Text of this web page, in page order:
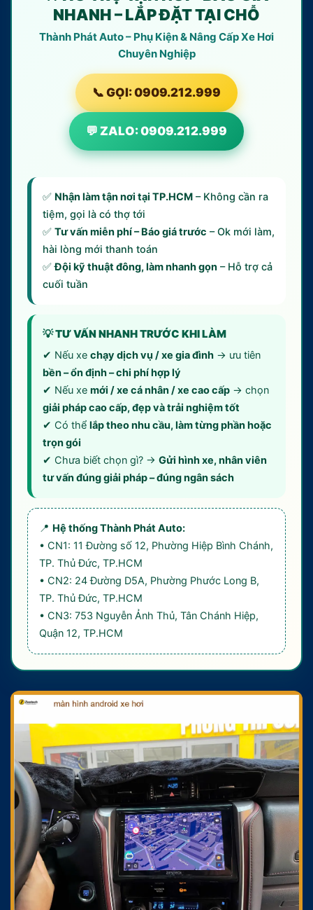
NHANH – LẮP ĐẶT TẠI CHỖ
Thành Phát Auto – Phụ Kiện & Nâng Cấp Xe Hơi
Chuyên Nghiệp
📞 GỌI: 0909.212.999
💬 ZALO: 0909.212.999
✅ Nhận làm tận nơi tại TP.HCM – Không cần ra
tiệm, gọi là có thợ tới
✅ Tư vấn miễn phí – Báo giá trước – Ok mới làm,
hài lòng mới thanh toán
✅Đội kỹ thuật đông, làm nhanh gọn – Hỗ trợ cả
cuối tuần
💡 TƯ VẤN NHANH TRƯỚC KHI LÀM
✔ Nếu xe chạy dịch vụ / xe gia đình → ưu tiên
bền – ổn định – chi phí hợp lý
✔ Nếu xe mới / xe cá nhân / xe cao cấp → chọn
giải pháp cao cấp, đẹp và trải nghiệm tốt
✔ Có thể lắp theo nhu cầu, làm từng phần hoặc
trọn gói
✔ Chưa biết chọn gì? → Gửi hình xe, nhân viên
tư vấn đúng giải pháp – đúng ngân sách
📍 Hệ thống Thành Phát Auto:
• CN1: 11 Đường số 12, Phường Hiệp Bình Chánh,
TP. Thủ Đức, TP.HCM
• CN2: 24 Đường D5A, Phường Phước Long B,
TP. Thủ Đức, TP.HCM
• CN3: 753 Nguyễn Ảnh Thủ, Tân Chánh Hiệp,
Quận 12, TP.HCM